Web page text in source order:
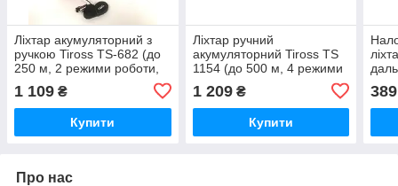
Ліхтар акумуляторний з
ручкою Tiross TS-682 (до
250 м, 2 режими роботи,
1 109 ₴
Купити
Ліхтар ручний
акумуляторний Tiross TS
1154 (до 500 м, 4 режими
роботи, водонепроникний)
1 209₴
Купити
389
Про нас